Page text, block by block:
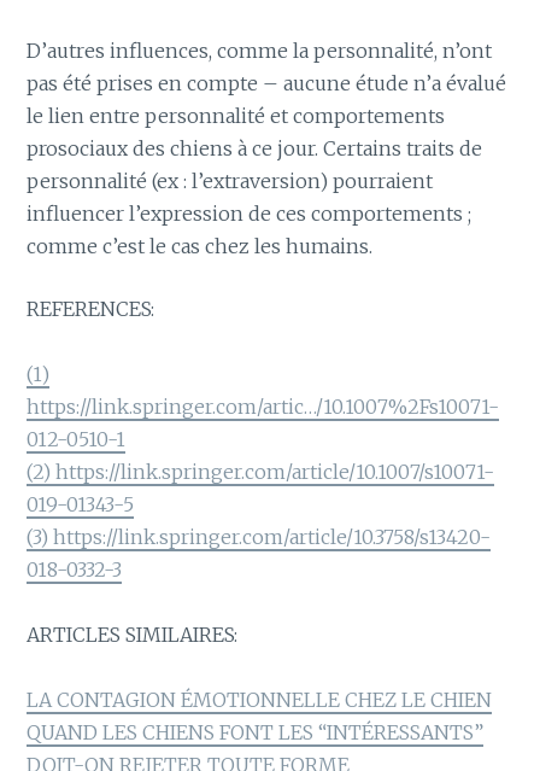
D’autres influences, comme la personnalité, n’ont
pas été prises en compte – aucune étude n’a évalué
le lien entre personnalité et comportements
prosociaux des chiens à ce jour. Certains traits de
personnalité (ex : l’extraversion) pourraient
influencer l’expression de ces comportements ;
comme c’est le cas chez les humains.
REFERENCES:
(1)
https://link.springer.com/artic…/10.1007%2Fs10071-
012-0510-1
(2) https://link.springer.com/article/10.1007/s10071-
019-01343-5
(3) https://link.springer.com/article/10.3758/s13420-
018-0332-3
ARTICLES SIMILAIRES:
LA CONTAGION ÉMOTIONNELLE CHEZ LE CHIEN
QUAND LES CHIENS FONT LES “INTÉRESSANTS”
DOIT-ON REJETER TOUTE FORME